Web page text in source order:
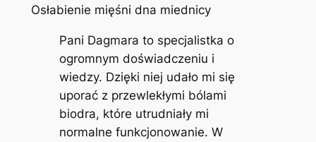
Osłabienie mięśni dna miednicy
Pani Dagmara to specjalistka o
ogromnym doświadczeniu i
wiedzy. Dzięki niej udało mi się
uporać z przewlekłymi bólami
biodra, które utrudniały mi
normalne funkcjonowanie. W